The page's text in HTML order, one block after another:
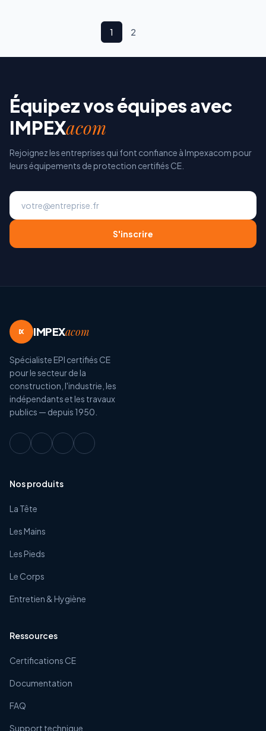
1 2
Équipez vos équipes avec
IMPEXacom
Rejoignez les entreprises qui font confiance à Impexacom pour
leurs équipements de protection certifiés CE.
S'inscrire
IX IMPEXacom
Spécialiste EPI certifiés CE
pour le secteur de la
construction, l'industrie, les
indépendants et les travaux
publics — depuis 1950.
Nos produits
La Tête
Les Mains
Les Pieds
Le Corps
Entretien & Hygiène
Ressources
Certifications CE
Documentation
FAQ
Support technique